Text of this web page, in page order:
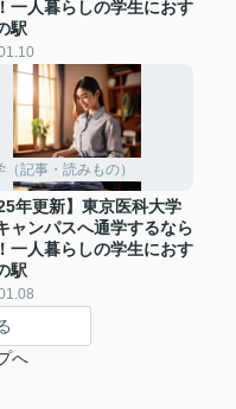
一人暮らしの学生におす
駅
（記事・読みもの）
年更新】東京医科大学
ャンパスへ通学するなら
一人暮らしの学生におす
駅
へ